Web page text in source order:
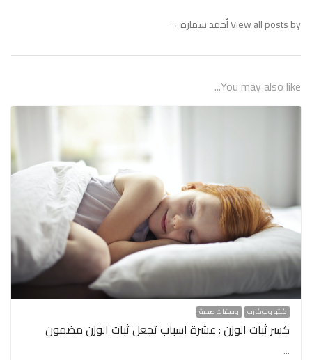
View all posts by أحمد سمارة →
You may also like...
كيتو ولوكارب وصفات صحية
كسر ثبات الوزن : عشرة اسباب تجعل ثبات الوزن مضمون
…